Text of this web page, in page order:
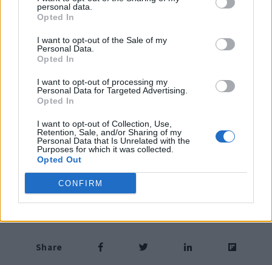
personal data.
Opted In
I want to opt-out of the Sale of my
Personal Data.
Opted In
I want to opt-out of processing my
Personal Data for Targeted Advertising.
Opted In
I want to opt-out of Collection, Use,
Retention, Sale, and/or Sharing of my
Personal Data that Is Unrelated with the
Purposes for which it was collected.
Opted Out
CONFIRM
più ampia che comprende località come
Bodrum,
consolidate per il brand comeMykonos Ibiza. Una
presenza che testimonia il ruolo crescente di
nelle principali mete del turismo internazionale di
fascia alta.
Immaginicourtesy Zuma
Per altri contenuti iscriviti alla newsletter di Robb
Report ISCRIVITI
Share